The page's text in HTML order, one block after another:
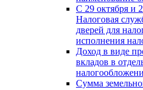
С 29 октября и
Налоговая
дверей для
исполнения
Доход в виде
вкладов в
Сумма